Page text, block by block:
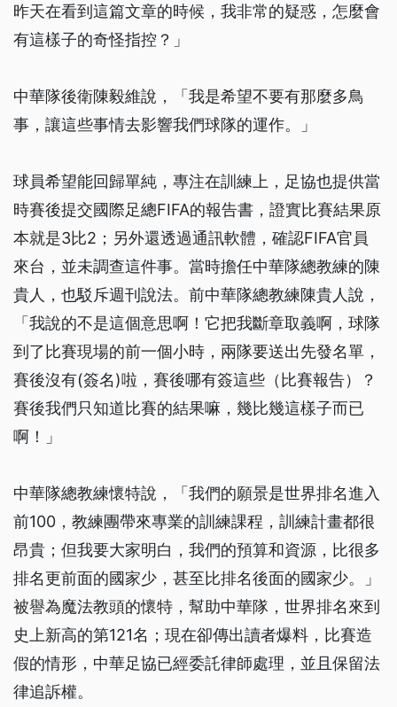
昨天在看到這篇文章的時候，我非常的疑惑，怎麼會
有這樣子的奇怪指控？」
中華隊後衛陳毅維說，「我是希望不要有那麼多鳥
事，讓這些事情去影響我們球隊的運作。」
球員希望能回歸單純，專注在訓練上，足協也提供當
時賽後提交國際足總FIFA的報告書，證實比賽結果原
本就是3比2；另外還透過通訊軟體，確認FIFA官員
來台，並未調查這件事。當時擔任中華隊總教練的陳
貴人，也駁斥週刊說法。前中華隊總教練陳貴人說，
「我說的不是這個意思啊！它把我斷章取義啊，球隊
到了比賽現場的前一個小時，兩隊要送出先發名單，
賽後沒有(簽名)啦，賽後哪有簽這些（比賽報告）？
賽後我們只知道比賽的結果嘛，幾比幾這樣子而已
啊！」
中華隊總教練懷特說，「我們的願景是世界排名進入
前100，教練團帶來專業的訓練課程，訓練計畫都很
昂貴；但我要大家明白，我們的預算和資源，比很多
排名更前面的國家少，甚至比排名後面的國家少。」
被譽為魔法教頭的懷特，幫助中華隊，世界排名來到
史上新高的第121名；現在卻傳出讀者爆料，比賽造
假的情形，中華足協已經委託律師處理，並且保留法
律追訴權。